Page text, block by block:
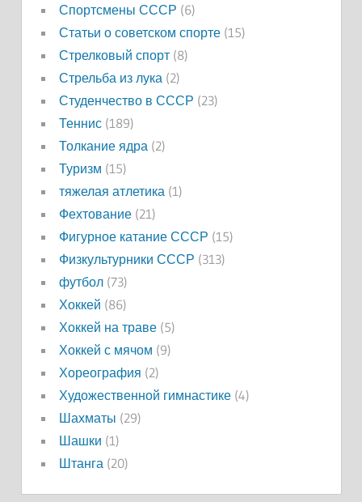
Спортсмены СССР (6)
Статьи о советском спорте(15)
Стрелковый спорт(8)
Стрельба из лука (2)
Студенчество в СССР (23)
Теннис(189)
Толкание ядра (2)
Туризм (15)
тяжелая атлетика (1)
Фехтование(21)
Фигурное катание СССР (15)
Физкультурники СССР (313)
футбол(73)
Хоккей (86)
Хоккей на траве(5)
Хоккей с мячом (9)
Хореография (2)
Художественной гимнастике(4)
Шахматы (29)
Шашки (1)
Штанга (20)